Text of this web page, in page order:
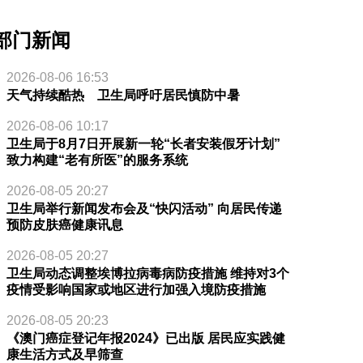
门新闻
2026-08-06 16:53
天气持续酷热 卫生局呼吁居民慎防中暑
2026-08-06 10:17
卫生局于8月7日开展新一轮“长者安装假牙计划”
致力构建“老有所医”的服务系统
2026-08-05 20:27
卫生局举行新闻发布会及“快闪活动” 向居民传递
预防皮肤癌健康讯息
2026-08-05 20:27
卫生局动态调整埃博拉病毒病防疫措施 维持对3个
疫情受影响国家或地区进行加强入境防疫措施
2026-08-05 20:23
《澳门癌症登记年报2024》已出版 居民应实践健
康生活方式及早筛查